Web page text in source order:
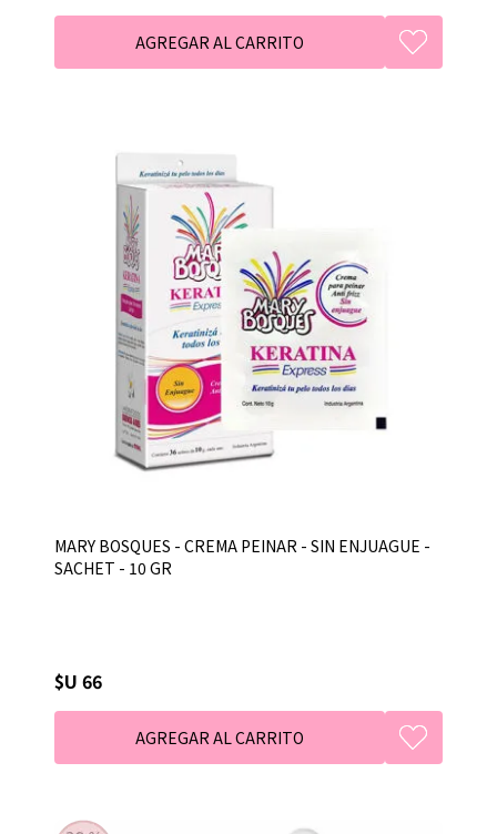
MARY BOSQUES - CREMA PEINAR - SIN ENJUAGUE -
SACHET - 10 GR
$U 66